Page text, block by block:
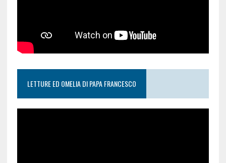
LETTURE ED OMELIA DI PAPA FRANCESCO